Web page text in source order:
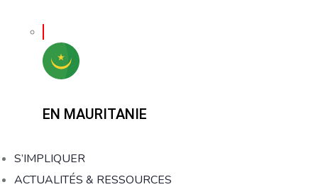
EN MAURITANIE
S’IMPLIQUER
ACTUALITÉS & RESSOURCES